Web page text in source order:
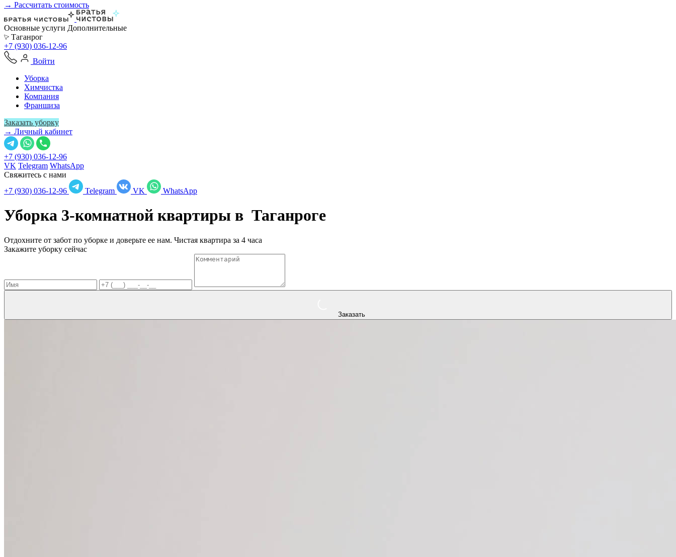
→ Рассчитать стоимость
Основные услуги Дополнительные
Таганрог
+7 (930) 036-12-96
Войти
Уборка
Химчистка
Компания
Франшиза
Заказать уборку
→ Личный кабинет
+7 (930) 036-12-96
VK Telegram WhatsApp
Свяжитесь с нами
+7 (930) 036-12-96
Telegram VK WhatsApp
Уборка 3-комнатной квартиры в Таганроге
Отдохните от забот по уборке и доверьте ее нам. Чистая квартира за 4 часа
Закажите уборку сейчас
Заказать